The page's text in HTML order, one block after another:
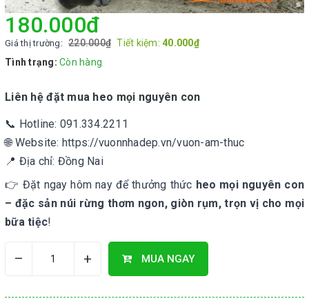
180.000₫
Giá thị trường: 220.000₫ Tiết kiệm: 40.000₫
Tình trạng: Còn hàng
Liên hệ đặt mua heo mọi nguyên con
📞 Hotline: 091.334.2211
🌐 Website: https://vuonnhadep.vn/vuon-am-thuc
📍 Địa chỉ: Đồng Nai
👉 Đặt ngay hôm nay để thưởng thức heo mọi nguyên con
– đặc sản núi rừng thơm ngon, giòn rụm, trọn vị cho mọi
bữa tiệc!
– + MUA NGAY